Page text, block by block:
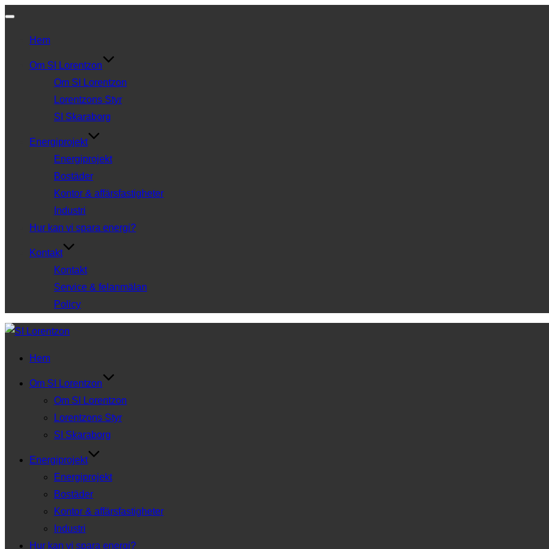
på/avHem
Om SI Lorentzon
Om SI Lorentzon
Lorentzons Styr
SI Skaraborg
Energiprojekt
Energiprojekt
Bostäder
Kontor & affärsfastigheter
Industri
Hur kan vi spara energi?
Kontakt
Kontakt
Service & felanmälan
Policy
Hoppa
innehåll
Hem
Om SI Lorentzon
Om SI Lorentzon
Lorentzons Styr
SI Skaraborg
Energiprojekt
Energiprojekt
Bostäder
Kontor & affärsfastigheter
Industri
Hur kan vi spara energi?